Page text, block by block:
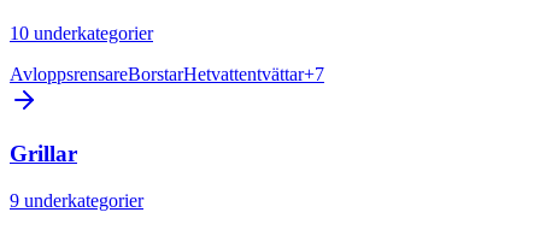
10 underkategorier
AvloppsrensareBorstarHetvattentvättar+7
Grillar
9 underkategorier